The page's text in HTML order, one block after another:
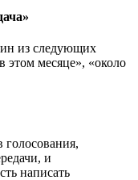
из следующих
этом месяце», «около
голосования,
и
написать